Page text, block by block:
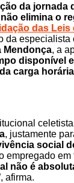
da jornada
elimina o
das Leis
da especialista
Mendonça, a
disponível
carga
, justamente
social
empregado em
não é
afirma.